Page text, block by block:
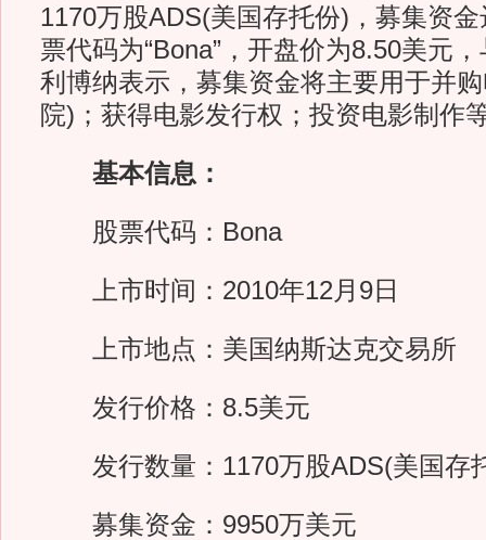
1170万股ADS(美国存托份)，募集资
票代码为“Bona”，开盘价为8.50美元
利博纳表示，募集资金将主要用于并
院)；获得电影发行权；投资电影制作
基本信息：
股票代码：Bona
上市时间：2010年12月9日
上市地点：美国纳斯达克交易所
发行价格：8.5美元
发行数量：1170万股ADS(美国存
募集资金：9950万美元